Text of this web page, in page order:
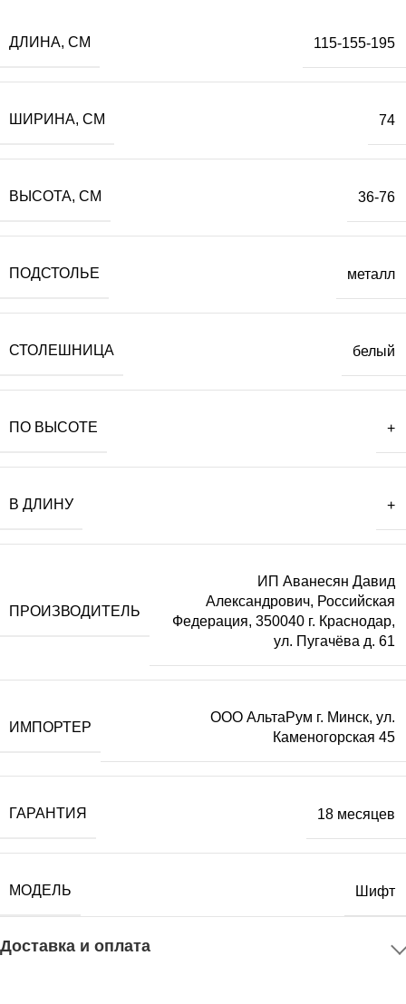
ДЛИНА, СМ 115-155-195
ШИРИНА, СМ 74
ВЫСОТА, СМ 36-76
ПОДСТОЛЬЕ металл
СТОЛЕШНИЦА белый
ПО ВЫСОТЕ +
В ДЛИНУ +
ПРОИЗВОДИТЕЛЬ
ИП Аванесян Давид
Александрович, Российская
Федерация, 350040 г. Краснодар,
ул. Пугачёва д. 61
ИМПОРТЕР
ООО АльтаРум г. Минск, ул.
Каменогорская 45
ГАРАНТИЯ 18 месяцев
МОДЕЛЬ Шифт
Доставка и оплата